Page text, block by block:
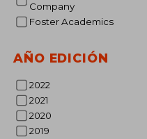
Company
Foster Academics
AÑO EDICIÓN
2022
2021
2020
2019